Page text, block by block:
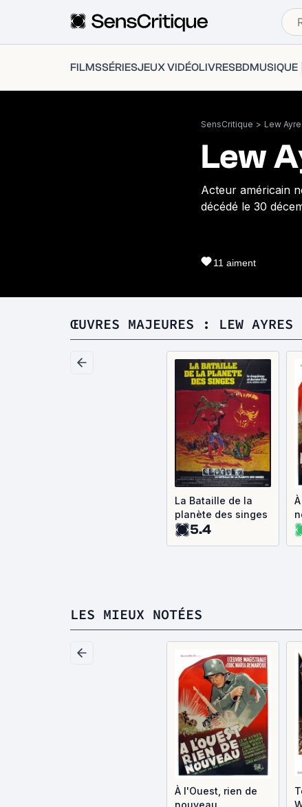
FILMSSÉRIESJEUX VIDÉOLIVRESBDMUSIQUE
SensCritique > Lew
Lew
Acteur américain
décédé le 30
11 aiment
ŒUVRES MAJEURES : LEW AYRES
La Bataille de la
planète des singes
5.4
LES MIEUX NOTÉES
À l'Ouest, rien de
nouveau